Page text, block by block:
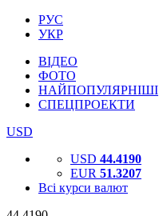
РУС
УКР
ВІДЕО
ФОТО
НАЙПОПУЛЯРНІШІ
СПЕЦПРОЕКТИ
USD
USD 44.4190
EUR 51.3207
Всі курси валют